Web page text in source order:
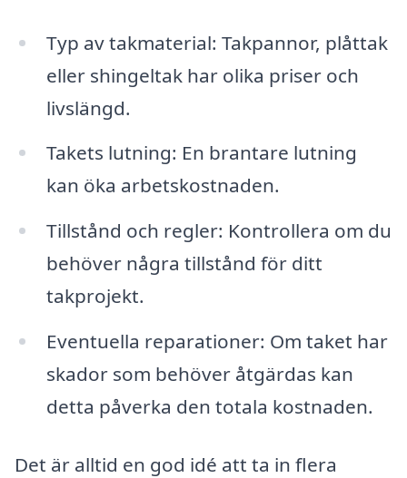
Typ av takmaterial: Takpannor, plåttak
eller shingeltak har olika priser och
livslängd.
Takets lutning: En brantare lutning
kan öka arbetskostnaden.
Tillstånd och regler: Kontrollera om du
behöver några tillstånd för ditt
takprojekt.
Eventuella reparationer: Om taket har
skador som behöver åtgärdas kan
detta påverka den totala kostnaden.
Det är alltid en god idé att ta in flera